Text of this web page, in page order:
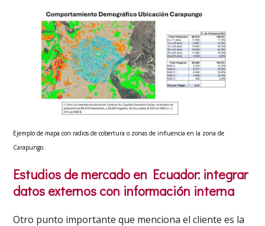
Ejemplo de mapa con radios de cobertura o zonas de influencia en la zona de
Carapungo.
Estudios de mercado en Ecuador: integrar
datos externos con información interna
Otro punto importante que menciona el cliente es la